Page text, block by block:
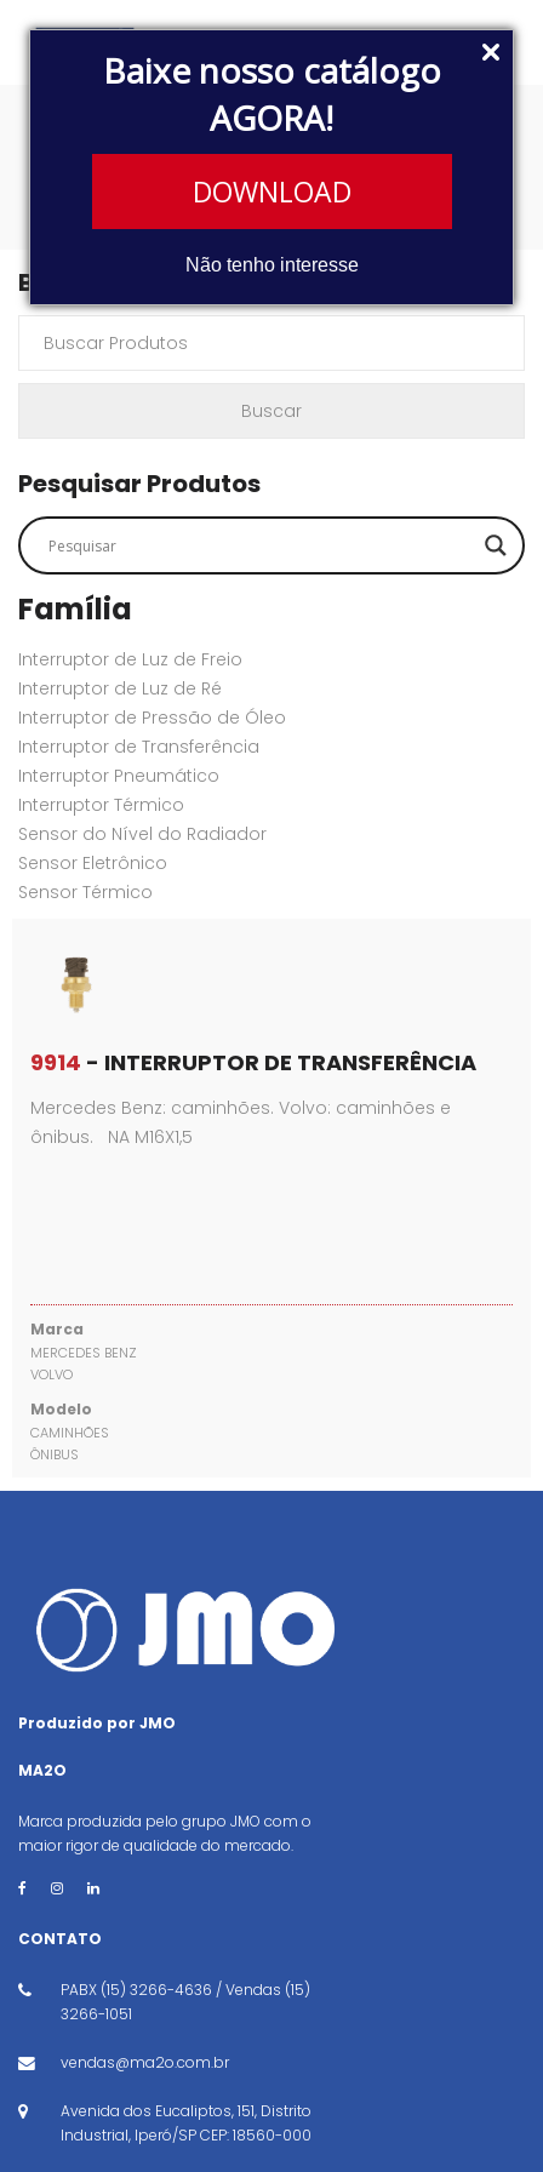
Baixe nosso catálogo
AGORA!
DOWNLOAD
Não tenho interesse
6618
Buscar Produtos
Pesquisar Produtos
Família
Interruptor de Luz de Freio
Interruptor de Luz de Ré
Interruptor de Pressão de Óleo
Interruptor de Transferência
Interruptor Pneumático
Interruptor Térmico
Sensor do Nível do Radiador
Sensor Eletrônico
Sensor Térmico
9914 - INTERRUPTOR DE TRANSFERÊNCIA
Mercedes Benz: caminhões. Volvo: caminhões e
ônibus. NA M16X1,5
Marca
MERCEDES BENZ
VOLVO
Modelo
CAMINHÕES
ÔNIBUS
Produzido por JMO
MA2O
Marca produzida pelo grupo JMO com o
maior rigor de qualidade do mercado.
CONTATO
PABX (15) 3266-4636 / Vendas (15)
3266-1051
vendas@ma2o.com.br
Avenida dos Eucaliptos, 151, Distrito
Industrial, Iperó/SP CEP: 18560-000